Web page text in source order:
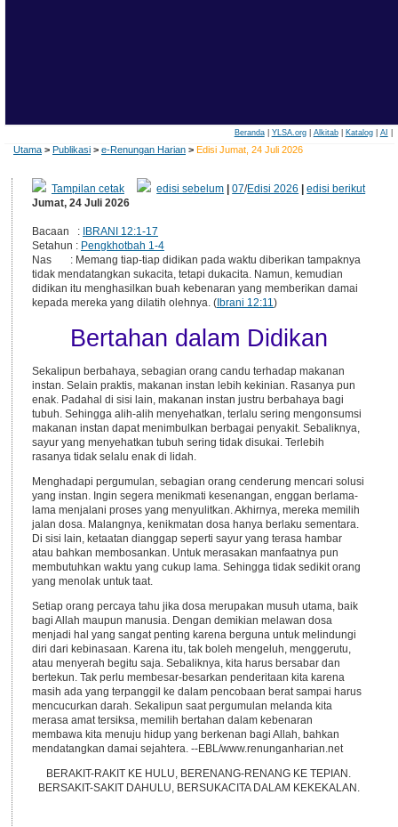
Beranda| YLSA.org| Alkitab| Katalog| AI
Utama > Publikasi > e-Renungan Harian > Edisi Jumat, 24 Juli 2026
Tampilan cetak edisi sebelum |07/Edisi 2026 |edisi berikut
Jumat, 24 Juli 2026
Bacaan : IBRANI 12:1-17
Setahun : Pengkhotbah 1-4
Nas : Memang tiap-tiap didikan pada waktu diberikan tampaknya
tidak mendatangkan sukacita, tetapi dukacita. Namun, kemudian
didikan itu menghasilkan buah kebenaran yang memberikan damai
kepada mereka yang dilatih olehnya. (Ibrani 12:11)
Bertahan dalam Didikan
Sekalipun berbahaya, sebagian orang candu terhadap makanan
instan. Selain praktis, makanan instan lebih kekinian. Rasanya pun
enak. Padahal di sisi lain, makanan instan justru berbahaya bagi
tubuh. Sehingga alih-alih menyehatkan, terlalu sering mengonsumsi
makanan instan dapat menimbulkan berbagai penyakit. Sebaliknya,
sayur yang menyehatkan tubuh sering tidak disukai. Terlebih
rasanya tidak selalu enak di lidah.
Menghadapi pergumulan, sebagian orang cenderung mencari solusi
yang instan. Ingin segera menikmati kesenangan, enggan berlama-
lama menjalani proses yang menyulitkan. Akhirnya, mereka memilih
jalan dosa. Malangnya, kenikmatan dosa hanya berlaku sementara.
Di sisi lain, ketaatan dianggap seperti sayur yang terasa hambar
atau bahkan membosankan. Untuk merasakan manfaatnya pun
membutuhkan waktu yang cukup lama. Sehingga tidak sedikit orang
yang menolak untuk taat.
Setiap orang percaya tahu jika dosa merupakan musuh utama, baik
bagi Allah maupun manusia. Dengan demikian melawan dosa
menjadi hal yang sangat penting karena berguna untuk melindungi
diri dari kebinasaan. Karena itu, tak boleh mengeluh, menggerutu,
atau menyerah begitu saja. Sebaliknya, kita harus bersabar dan
bertekun. Tak perlu membesar-besarkan penderitaan kita karena
masih ada yang terpanggil ke dalam pencobaan berat sampai harus
mencucurkan darah. Sekalipun saat pergumulan melanda kita
merasa amat tersiksa, memilih bertahan dalam kebenaran
membawa kita menuju hidup yang berkenan bagi Allah, bahkan
mendatangkan damai sejahtera. --EBL/www.renunganharian.net
BERAKIT-RAKIT KE HULU, BERENANG-RENANG KE TEPIAN.
BERSAKIT-SAKIT DAHULU, BERSUKACITA DALAM KEKEKALAN.